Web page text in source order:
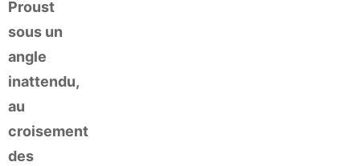
Proust
sous un
angle
inattendu,
au
croisement
des